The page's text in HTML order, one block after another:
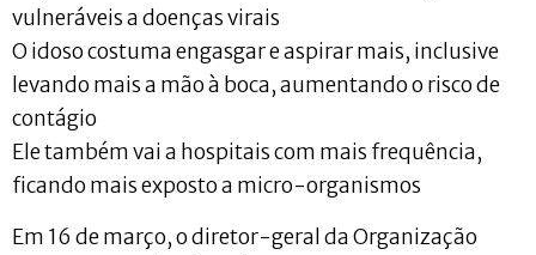
vulneráveis a doenças virais
O idoso costuma engasgar e aspirar mais, inclusive
levando mais a mão à boca, aumentando o risco de
contágio
Ele também vai a hospitais com mais frequência,
ficando mais exposto a micro-organismos
Em 16 de março, o diretor-geral da Organização